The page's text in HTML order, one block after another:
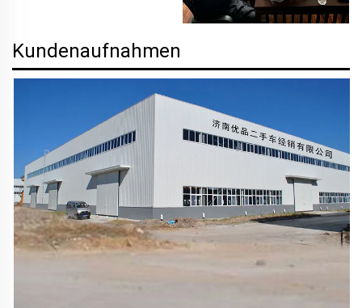
Kundenaufnahmen